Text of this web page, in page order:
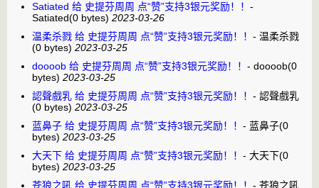
Satiated 给 史提芬周周 点“赞”支持3银元奖励！！ -
Satiated(0 bytes) 2023-03-26
温柔杀戮 给 史提芬周周 点“赞”支持3银元奖励！！ - 温柔杀戮
(0 bytes) 2023-03-25
doooob 给 史提芬周周 点“赞”支持3银元奖励！！ - doooob(0
bytes) 2023-03-25
認聲戲乳 给 史提芬周周 点“赞”支持3银元奖励！！ - 認聲戲乳
(0 bytes) 2023-03-25
蓝鼻子 给 史提芬周周 点“赞”支持3银元奖励！！ - 蓝鼻子(0
bytes) 2023-03-25
大天下 给 史提芬周周 点“赞”支持3银元奖励！！ - 大天下(0
bytes) 2023-03-25
苍狼之吼 给 史提芬周周 点“赞”支持3银元奖励！！ - 苍狼之吼